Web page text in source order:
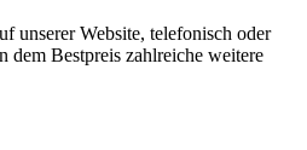
unserer Website, telefonisch oder
dem Bestpreis zahlreiche weitere